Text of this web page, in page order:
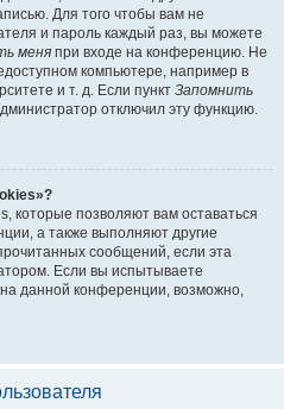
Для того чтобы вам не
и пароль каждый раз, вы можете
меня при входе на конференцию. Не
компьютере, например в
и т. д. Если пункт Запомнить
отключил эту функцию.
которые позволяют вам оставаться
а также выполняют другие
сообщений, если эта
Если вы испытываете
данной конференции, возможно,